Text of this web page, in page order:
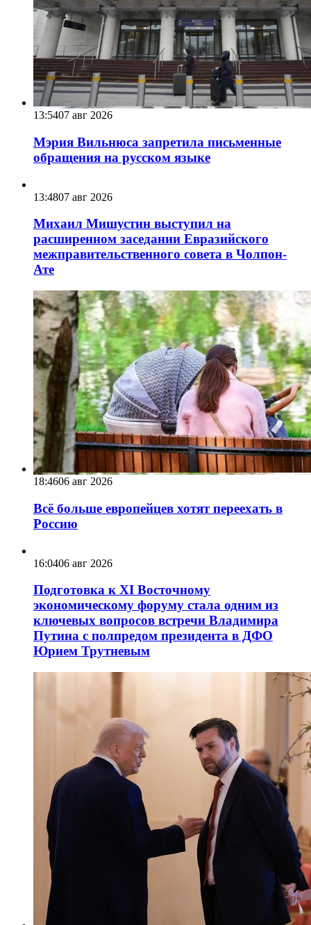
13:5407 авг 2026
Мэрия Вильнюса запретила письменные
обращения на русском языке
13:4807 авг 2026
Михаил Мишустин выступил на
расширенном заседании Евразийского
межправительственного совета в Чолпон-
Ате
18:4606 авг 2026
Всё больше европейцев хотят переехать в
Россию
16:0406 авг 2026
Подготовка к XI Восточному
экономическому форуму стала одним из
ключевых вопросов встречи Владимира
Путина с полпредом президента в ДФО
Юрием Трутневым